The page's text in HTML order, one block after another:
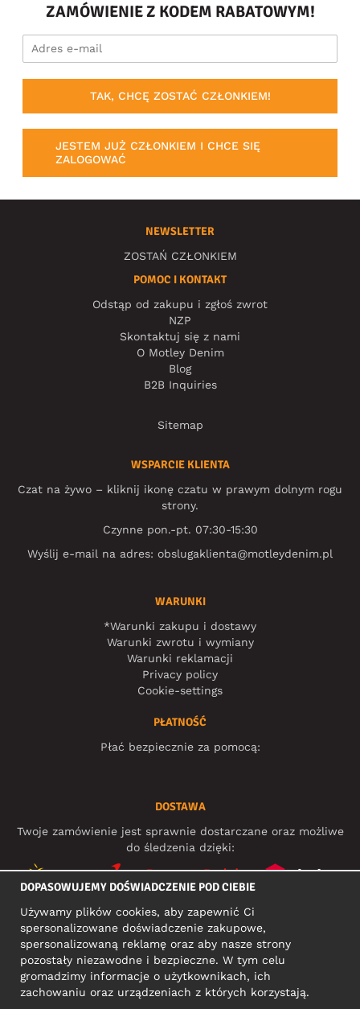
ZAMÓWIENIE Z KODEM RABATOWYM!
TAK, CHCĘ ZOSTAĆ CZŁONKIEM!
JESTEM JUŻ CZŁONKIEM I CHCE SIĘ
ZALOGOWAĆ
NEWSLETTER
ZOSTAŃ CZŁONKIEM
POMOC I KONTAKT
Odstąp od zakupu i zgłoś zwrot
NZP
Skontaktuj się z nami
O Motley Denim
Blog
B2B Inquiries
Sitemap
WSPARCIE KLIENTA
Czat na żywo – kliknij ikonę czatu w prawym dolnym rogu
strony.
Czynne pon.-pt. 07:30-15:30
Wyślij e-mail na adres: obslugaklienta@motleydenim.pl
WARUNKI
*Warunki zakupu i dostawy
Warunki zwrotu i wymiany
Warunki reklamacji
Privacy policy
Cookie-settings
PŁATNOŚĆ
Płać bezpiecznie za pomocą:
DOSTAWA
Twoje zamówienie jest sprawnie dostarczane oraz możliwe
do śledzenia dzięki:
MEDIA SPOŁECZNOŚCIOWE
ADRES KONTAKTOWY
DOPASOWUJEMY DOŚWIADCZENIE POD CIEBIE
Używamy plików cookies, aby zapewnić Ci
spersonalizowane doświadczenie zakupowe,
spersonalizowaną reklamę oraz aby nasze strony
pozostały niezawodne i bezpieczne. W tym celu
gromadzimy informacje o użytkownikach, ich
zachowaniu oraz urządzeniach z których korzystają.